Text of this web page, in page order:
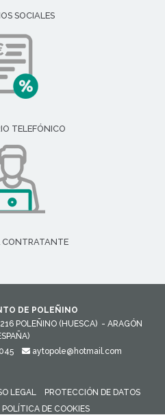
SOCIALES
TELEFÓNICO
CONTRATANTE
DE POLEÑINO
POLEÑINO (HUESCA) - ARAGÓN
aytopole@hotmail.com
LEGAL
PROTECCIÓN DE DATOS
POLÍTICA DE COOKIES